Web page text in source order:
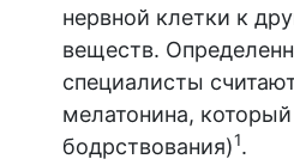
нервной клетки к
веществ.
специалисты
мелатонина,
бодрствования)1.